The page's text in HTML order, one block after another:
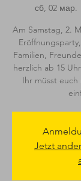
сб, 02 мар.
Am Samstag, 2.
Familien,
herzlich ab 15
Ihr müsst
Jetzt